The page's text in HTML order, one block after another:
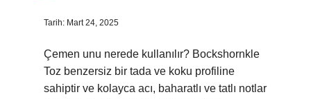
Tarih: Mart 24, 2025
Çemen unu nerede kullanılır? Bockshornkle
Toz benzersiz bir tada ve koku profiline
sahiptir ve kolayca acı, baharatlı ve tatlı notlar